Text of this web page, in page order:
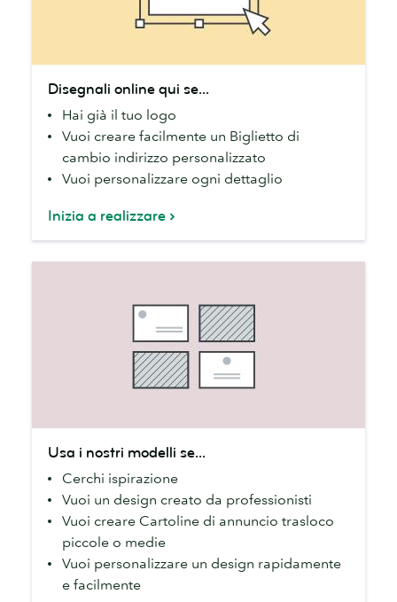
online
qui
se...
Disegnali online qui se...
Hai già il tuo logo
Vuoi creare facilmente un Biglietto di
cambio indirizzo personalizzato
Vuoi personalizzare ogni dettaglio
Inizia a realizzare
nostri
modelli
se...
Usa i nostri modelli se...
Cerchi ispirazione
Vuoi un design creato da professionisti
Vuoi creare Cartoline di annuncio trasloco
piccole o medie
Vuoi personalizzare un design rapidamente
e facilmente